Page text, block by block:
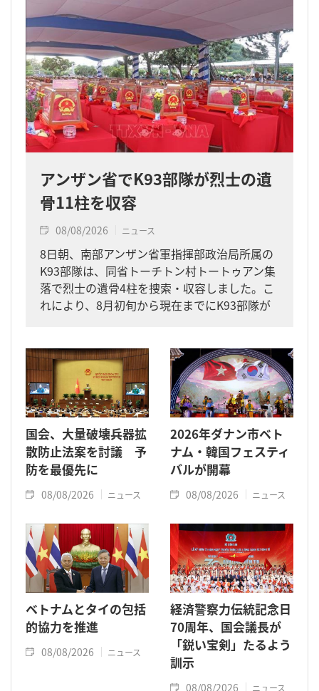
アンザン省でK93部隊が烈士の遺
骨11柱を収容
08/08/2026 ニュース
8日朝、南部アンザン省軍指揮部政治局所属の
K93部隊は、同省トーチトン村トートゥアン集
落で烈士の遺骨4柱を捜索・収容しました。こ
れにより、8月初旬から現在までにK93部隊が
国会、大量破壊兵器拡
散防止法案を討議 予
防を最優先に
08/08/2026 ニュース
2026年ダナン市ベト
ナム・韓国フェスティ
バルが開幕
08/08/2026 ニュース
ベトナムとタイの包括
的協力を推進
08/08/2026 ニュース
経済警察力伝統記念日
70周年、国会議長が
「鋭い宝剣」たるよう
訓示
08/08/2026 ニュース